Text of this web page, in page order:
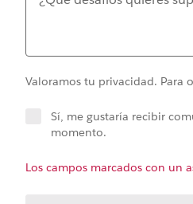
Valoramos tu privacidad. Para
Sí, me gustaría recibir
momento.
Los campos marcados con un